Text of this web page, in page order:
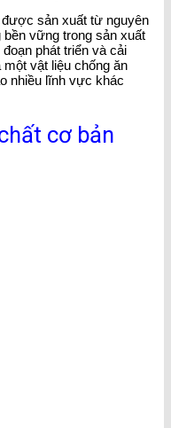
sản xuất từ nguyên
vững trong sản xuất
phát triển và cải
vật liệu chống ăn
nhiều lĩnh vực khác
cơ bản